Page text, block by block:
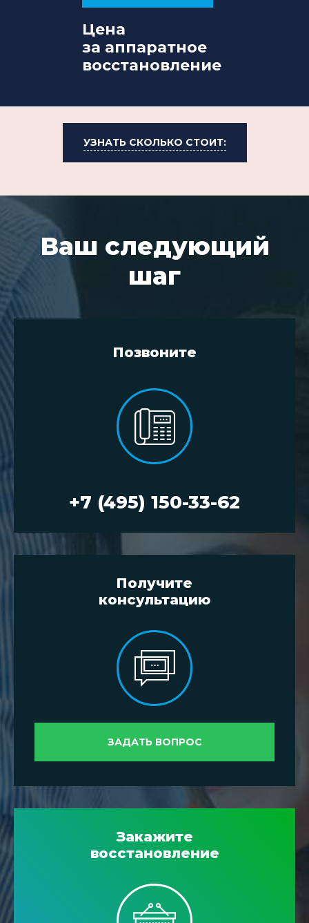
Цена
за аппаратное
восстановление
УЗНАТЬ СКОЛЬКО СТОИТ:
Ваш следующий
шаг
Позвоните
+7 (495) 150-33-62
Получите
консультацию
ЗАДАТЬ ВОПРОС
Закажите
восстановление